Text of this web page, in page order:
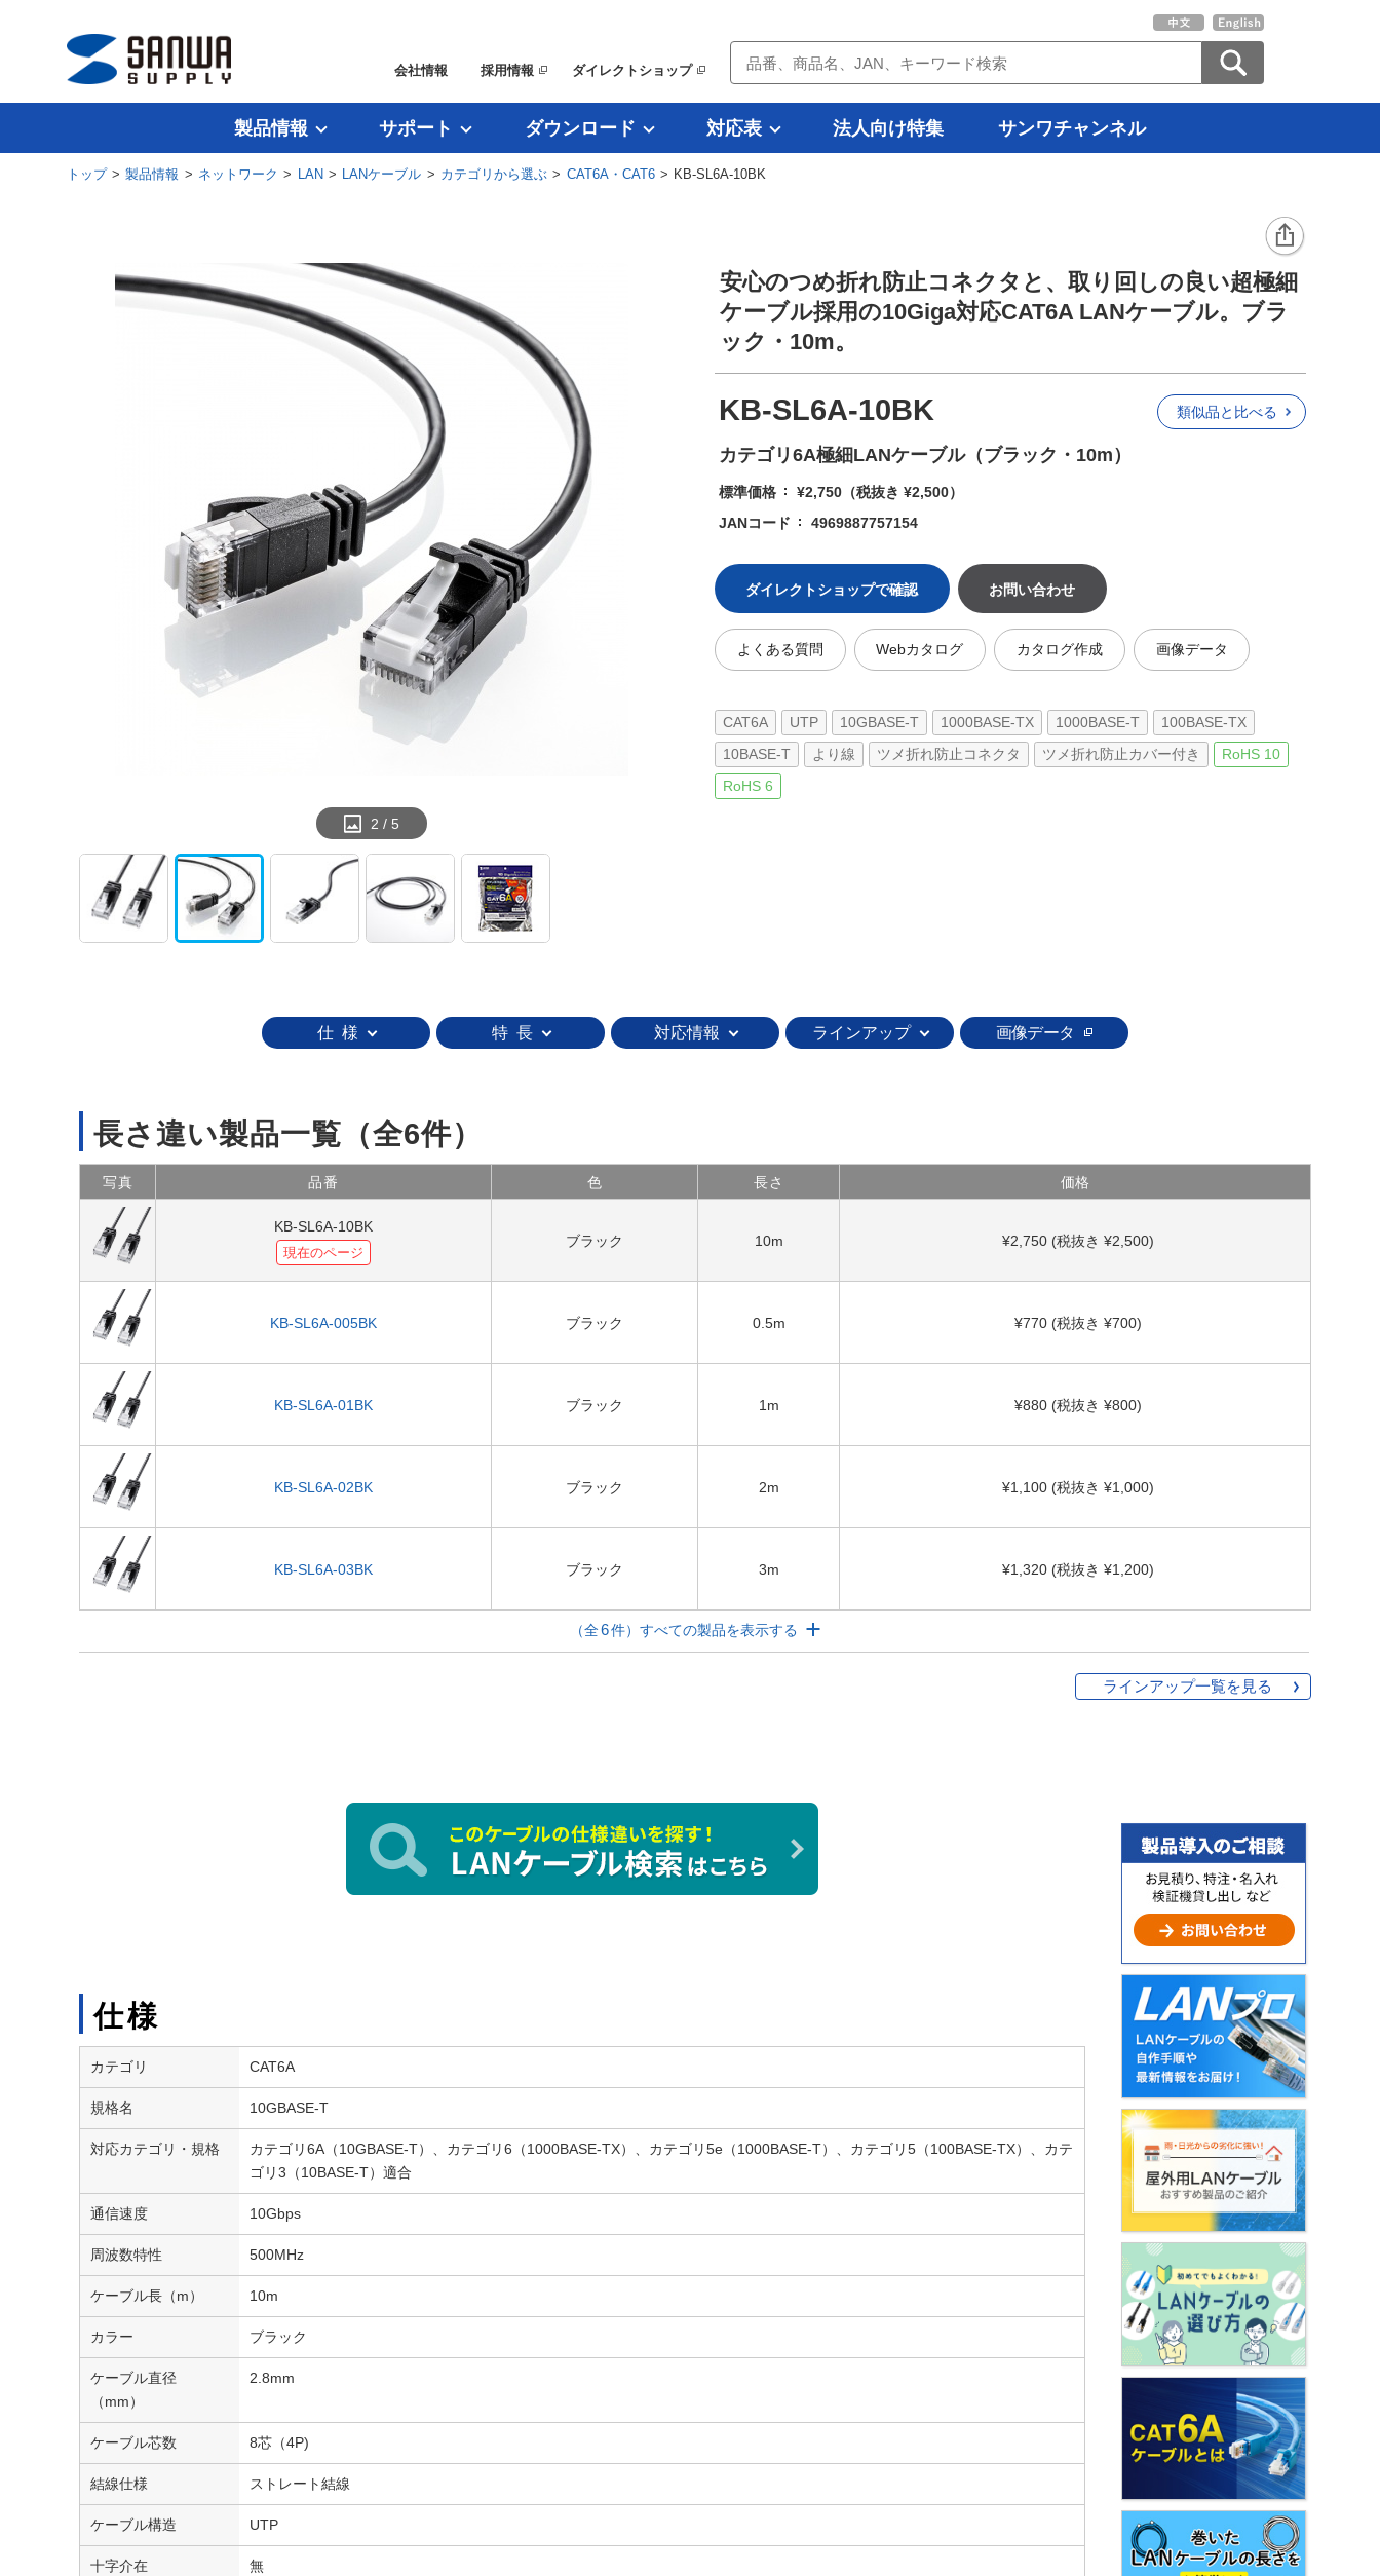
会社情報 採用情報 ダイレクトショップ
製品情報 サポート ダウンロード 対応表 法人向け特集 サンワチャンネル
トップ>製品情報 > ネットワーク > LAN > LANケーブル > カテゴリから選ぶ> CAT6A・CAT6> KB-SL6A-10BK
2 / 5
安心のつめ折れ防止コネクタと、取り回しの良い超極細
ケーブル採用の10Giga対応CAT6A LANケーブル。ブラ
ック・10m。
KB-SL6A-10BK
カテゴリ6A極細LANケーブル（ブラック・10m）
類似品と比べる
標準価格 ¥2,750 （税抜き ¥2,500）
JANコード
4969887757154
ダイレクトショップで確認 お問い合わせ
よくある質問 Webカタログ カタログ作成 画像データ
CAT6A UTP 10GBASE-T 1000BASE-TX 1000BASE-T 100BASE-TX
10BASE-T より線 ツメ折れ防止コネクタ ツメ折れ防止カバー付き RoHS 10
RoHS 6
仕 様 特 長 対応情報 ラインアップ 画像データ
長さ違い製品一覧 （全6件）
写真 品番 色 長さ 価格
KB-SL6A-10BK
現在のページ
ブラック 10m ¥2,750 (税抜き ¥2,500)
KB-SL6A-005BK ブラック 0.5m ¥770 (税抜き ¥700)
KB-SL6A-01BK ブラック 1m ¥880 (税抜き ¥800)
KB-SL6A-02BK ブラック 2m ¥1,100 (税抜き ¥1,000)
KB-SL6A-03BK ブラック 3m ¥1,320 (税抜き ¥1,200)
（全6件）すべての製品を表示する
ラインアップ一覧を見る
仕様
カテゴリ CAT6A
規格名 10GBASE-T
対応カテゴリ・規格
カテゴリ6A（10GBASE-T）、カテゴリ6（1000BASE-TX）、カテゴリ5e（1000BASE-T）、カテゴリ5（100BASE-TX）、カテ
ゴリ3（10BASE-T）適合
通信速度 10Gbps
周波数特性 500MHz
ケーブル長（m） 10m
カラー ブラック
ケーブル直径
（mm）
2.8mm
ケーブル芯数 8芯（4P)
結線仕様 ストレート結線
ケーブル構造 UTP
十字介在 無